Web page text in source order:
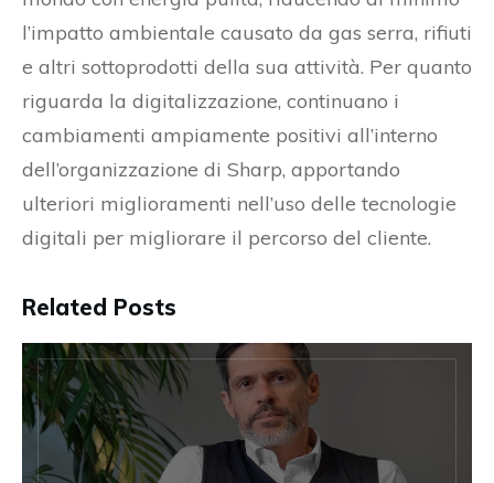
l’impatto ambientale causato da gas serra, rifiuti
e altri sottoprodotti della sua attività. Per quanto
riguarda la digitalizzazione, continuano i
cambiamenti ampiamente positivi all’interno
dell’organizzazione di Sharp, apportando
ulteriori miglioramenti nell’uso delle tecnologie
digitali per migliorare il percorso del cliente.
Related Posts